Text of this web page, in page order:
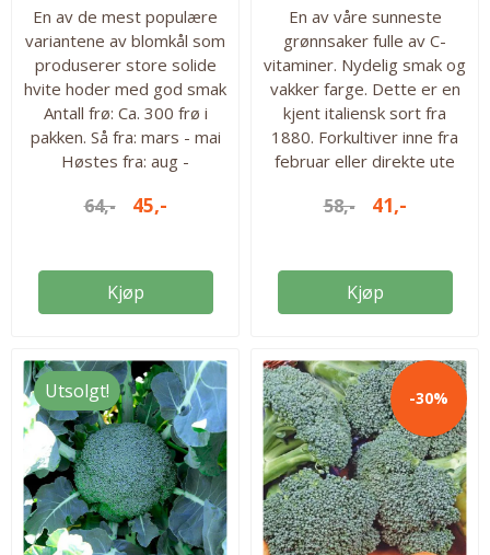
En av de mest populære
variantene av blomkål som
produserer store solide
hvite hoder med god smak
Antall frø: Ca. 300 frø i
pakken. Så fra: mars - mai
Høstes fra: aug -
frø
64,- 45,-
Kjøp
En av våre sunneste
grønnsaker fulle av C-
vitaminer. Nydelig smak og
vakker farge. Dette er en
kjent italiensk sort fra
1880. Forkultiver inne fra
februar eller direkte ute
oktober. Ca 250 frø i
juni-okt.
58,- 41,-
Kjøp
Utsolgt! -30%